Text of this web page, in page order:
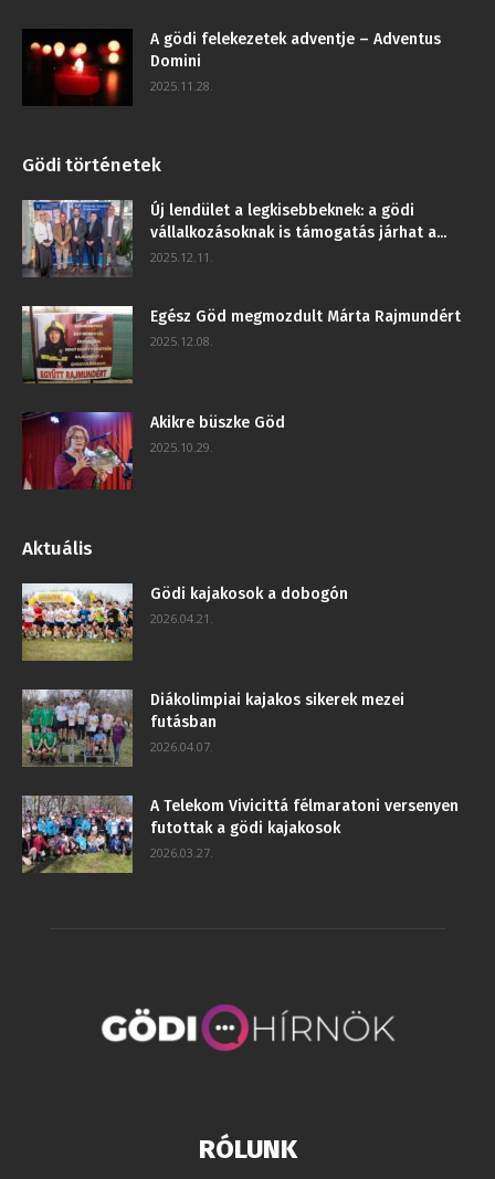
A gödi felekezetek adventje – Adventus
Domini
2025.11.28.
Gödi történetek
​Új lendület a legkisebbeknek: a gödi
vállalkozásoknak is támogatás járhat a...
2025.12.11.
Egész Göd megmozdult Márta Rajmundért
2025.12.08.
Akikre büszke Göd
2025.10.29.
Aktuális
Gödi kajakosok a dobogón
2026.04.21.
Diákolimpiai kajakos sikerek mezei
futásban
2026.04.07.
A Telekom Vivicittá félmaratoni versenyen
futottak a gödi kajakosok
2026.03.27.
RÓLUNK